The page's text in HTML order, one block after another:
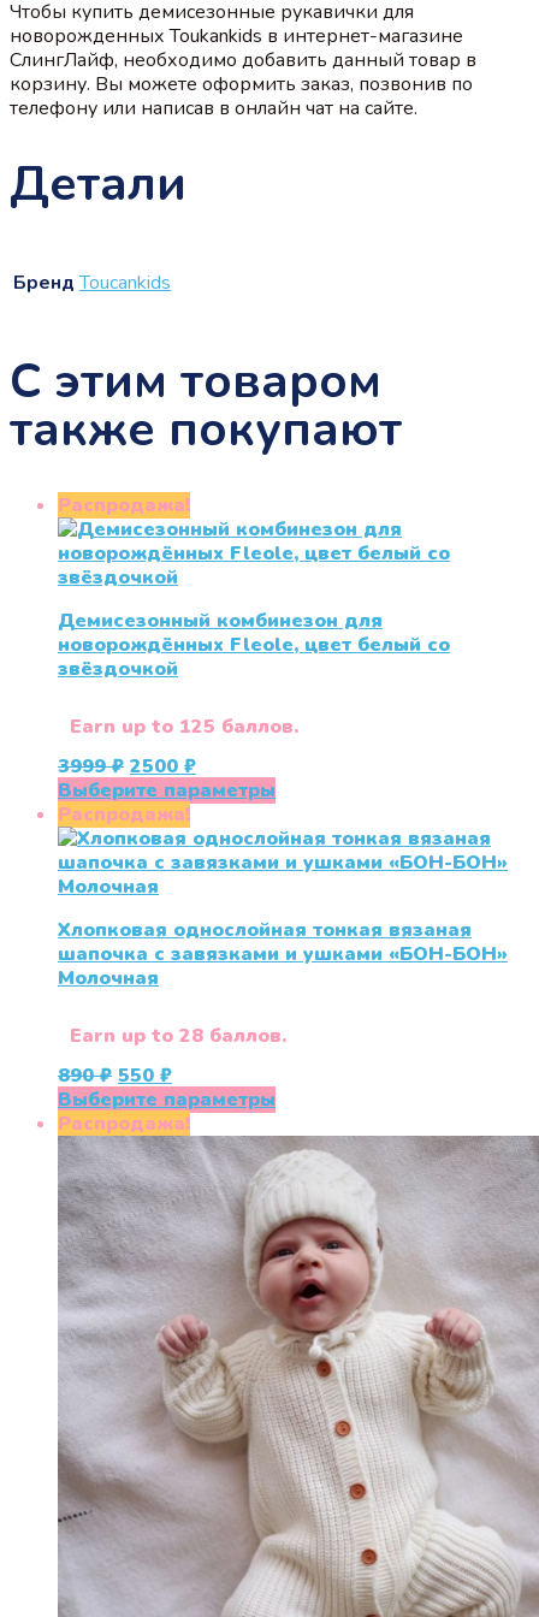
Чтобы купить демисезонные рукавички для
новорожденных Toukankids в интернет-магазине
СлингЛайф, необходимо добавить данный товар в
корзину. Вы можете оформить заказ, позвонив по
телефону или написав в онлайн чат на сайте.
Детали
Бренд Touсankids
С этим товаром
также покупают
Распродажа!
Демисезонный комбинезон для
новорождённых Fleole, цвет белый со
звёздочкой
Earn up to 125 баллов.
3999₽ Первоначальная
цена
составляла
3999 ₽.
2500₽Текущая
цена:
Выберите параметры
имеет
несколько
можно
выбрать
товара.
Распродажа!
Хлопковая однослойная тонкая вязаная
шапочка с завязками и ушками «БОН-БОН»
Молочная
Earn up to 28 баллов.
890₽ Первоначальная
цена
составляла
890 ₽.
550₽Текущая
цена:
550 ₽.
Выберите параметры
имеет
несколько
вариаций.
Опции
можно
выбрать
на
странице
товара.
Распродажа!